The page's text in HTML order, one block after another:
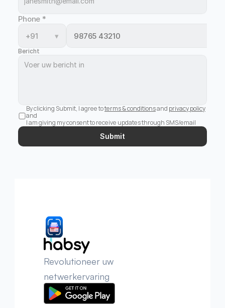
Phone *
+91
▾
Bericht
By clicking Submit, I agree to terms & conditions and privacy policy
and
I am giving my consent to receive updates through SMS/email
Submit
Revolutioneer uw
netwerkervaring